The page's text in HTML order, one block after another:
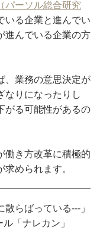
パーソル総合研究
いる企業と進んでい
進んでいる企業の方
、業務の意思決定が
なりになったりし
がる可能性があるの
働き方改革に積極的
められます。
らばっている---」
「ナレカン」